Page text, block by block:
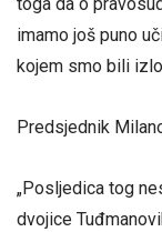
imamo još puno
kojem smo bili
Predsjednik
„Posljedica tog
dvojice